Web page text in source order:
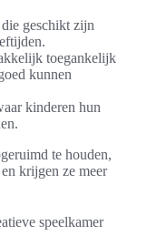
geschikt zijn
toegankelijk
kunnen
kinderen hun
te houden,
krijgen ze meer
speelkamer